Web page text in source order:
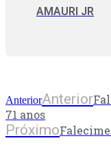
AMAURI JR
AnteriorAnterior
71 anos
Próximo